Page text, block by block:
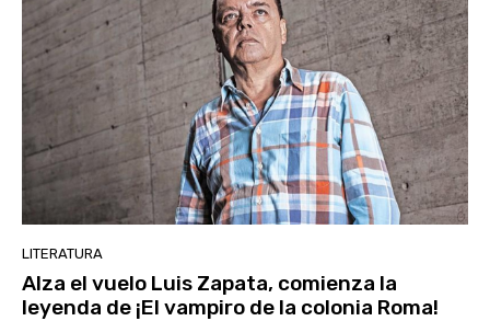
LITERATURA
Alza el vuelo Luis Zapata, comienza la
leyenda de ¡El vampiro de la colonia Roma!